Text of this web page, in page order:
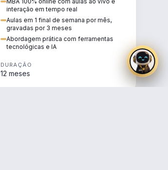
rural.
interação em tempo real
Aulas em 1 final de semana por mês,
gravadas por 3 meses
Abordagem prática com ferramentas
tecnológicas e IA
DURAÇÃO
12 meses